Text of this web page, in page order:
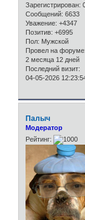
Зарегистрирован:
Сообщений: 6633
Уважение: +4347
Позитив: +6995
Пол: Мужской
Провел на форуме:
2 месяца 12 дней
Последний визит:
04-05-2026
Палыч
Модератор
Рейтинг: